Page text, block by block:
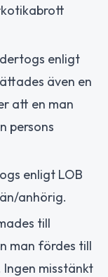
enligt
även en
att en man
persons
enligt LOB
anhörig.
till
man fördes till
misstänkt